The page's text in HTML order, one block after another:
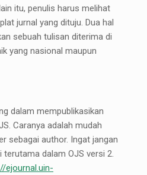
itu, penulis harus melihat
jurnal yang dituju. Dua hal
sebuah tulisan diterima di
yang nasional maupun
dalam mempublikasikan
Caranya adalah mudah
sebagai author. Ingat jangan
terutama dalam OJS versi 2.
ejournal.uin-